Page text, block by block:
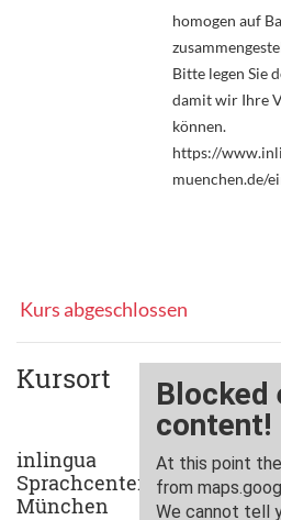
homogen auf
Bitte legen Sie
damit wir Ihre
können.
https://
muenchen.de/
Kurs abgeschlossen
Kursort
inlingua
Sprachcenter
München